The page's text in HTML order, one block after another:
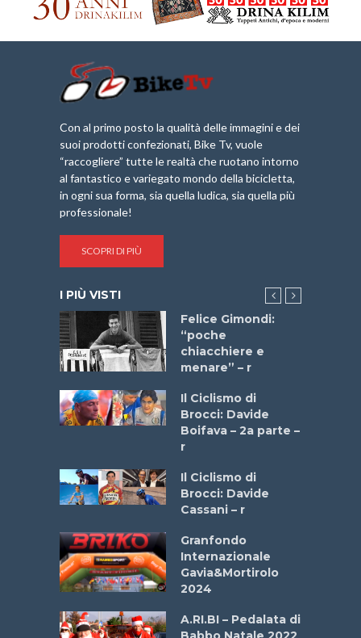
Con al primo posto la qualità delle immagini e dei
suoi prodotti confezionati, Bike Tv, vuole
“raccogliere” tutte le realtà che ruotano intorno
al fantastico e variegato mondo della bicicletta,
in ogni sua forma, sia quella ludica, sia quella più
professionale!
SCOPRI DI PIÙ
I PIÙ VISTI
Felice Gimondi:
“poche
chiacchiere e
menare” – r
Il Ciclismo di
Brocci: Davide
Boifava – 2a parte –
r
Il Ciclismo di
Brocci: Davide
Cassani – r
Granfondo
Internazionale
Gavia&Mortirolo
2024
A.RI.BI – Pedalata di